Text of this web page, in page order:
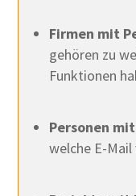
Firmen mit
gehören zu
Funktionen
Personen
welche E-